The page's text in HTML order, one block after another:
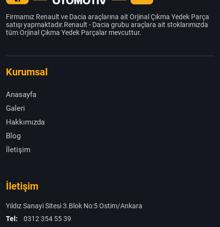
Firmamız Renault ve Dacia araçlarına ait Orjinal Çıkma Yedek Parça
satışı yapmaktadır.Renault - Dacia grubu araçlara ait stoklarımızda
tüm Orjinal Çıkma Yedek Parçalar mevcuttur.
Kurumsal
Anasayfa
Galeri
Hakkımızda
Blog
İletişim
İletişim
Yıldız Sanayi Sitesi 3.Blok No:5 Ostim/Ankara
Tel:
0312 354 55 39